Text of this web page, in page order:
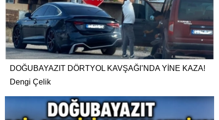
DOĞUBAYAZIT DÖRTYOL KAVŞAĞI’NDA YİNE KAZA!
Dengi Çelik